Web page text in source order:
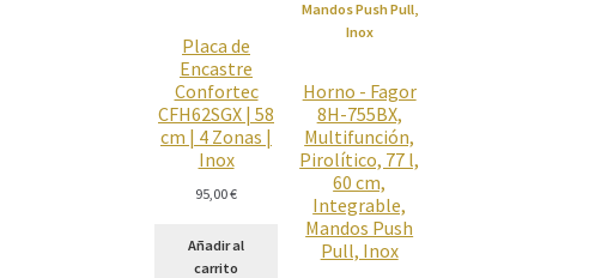
Placa de
Encastre
Confortec
CFH62SGX | 58
cm | 4 Zonas |
Inox
95,00€
Añadir al
carrito
Horno - Fagor
8H-755BX,
Multifunción,
Pirolítico, 77 l,
60 cm,
Integrable,
Mandos Push
Pull, Inox